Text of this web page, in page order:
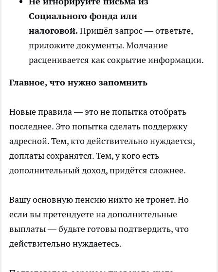
Социального фонда или
налоговой.Пришёл запрос — ответьте,
приложите документы. Молчание
расценивается как сокрытие информации.
Главное, что нужно запомнить
Новые правила — это не попытка отобрать
последнее. Это попытка сделать поддержку
адресной. Тем, кто действительно нуждается,
доплаты сохранятся. Тем, у кого есть
дополнительный доход, придётся сложнее.
Вашу основную пенсию никто не тронет. Но
если вы претендуете на дополнительные
выплаты — будьте готовы подтвердить, что
действительно нуждаетесь.